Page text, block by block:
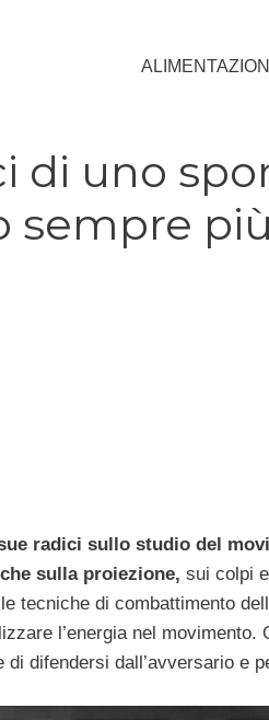
di uno
radici sullo studio del
sulla proiezione, sui colpi
tecniche di combattimento
l’energia nel movimento.
difendersi dall’avversario e